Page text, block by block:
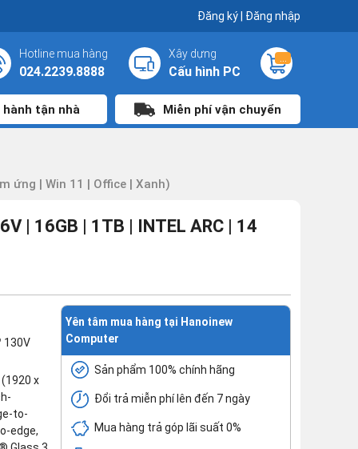
Đăng ký| Đăng nhập
Hotline mua hàng
024.2239.8888
Xây dựng
Cấu hình PC
hành tận nhà Miễn phí vận chuyển
ứng | Win 11 | Office | Xanh)
| 16GB | 1TB | INTEL ARC | 14
130V
(1920 x
to-
edge,
Yên tâm mua hàng tại Hanoinew
Computer
Sản phẩm 100% chính hãng
Đổi trả miễn phí lên đến 7 ngày
Mua hàng trả góp lãi suất 0%